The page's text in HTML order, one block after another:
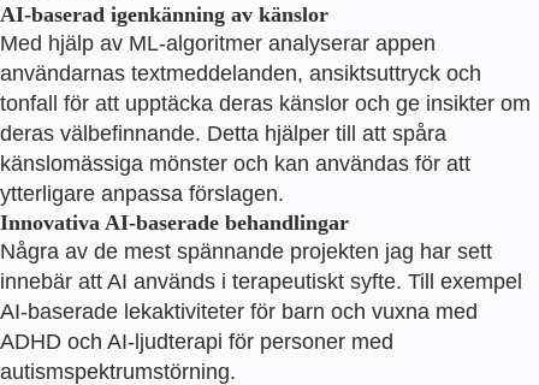
AI-baserad igenkänning av känslor
Med hjälp av ML-algoritmer analyserar appen
användarnas textmeddelanden, ansiktsuttryck och
tonfall för att upptäcka deras känslor och ge insikter om
deras välbefinnande. Detta hjälper till att spåra
känslomässiga mönster och kan användas för att
ytterligare anpassa förslagen.
Innovativa AI-baserade behandlingar
Några av de mest spännande projekten jag har sett
innebär att AI används i terapeutiskt syfte. Till exempel
AI-baserade lekaktiviteter för barn och vuxna med
ADHD och AI-ljudterapi för personer med
autismspektrumstörning.